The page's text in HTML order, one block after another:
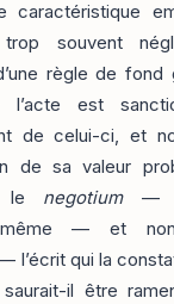
caractéristique
trop souvent
règle de fond
est
de celui-ci, et
de sa valeur
le negotium—
même — et
l’écrit qui la
il être